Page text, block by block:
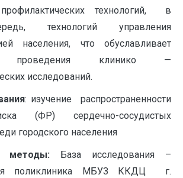
технологий, в
технологий управления
населения, что обуславливает
проведения клинико —
исследований.
: изучение распространенности
(ФР) сердечно-сосудистых
городского населения
методы: База исследования –
поликлиника МБУЗ ККДЦ г.